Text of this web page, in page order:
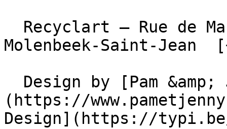
Molenbeek-Saint-
(https://
Design](https://